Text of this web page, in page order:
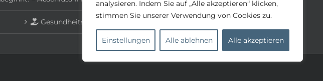
analysieren. Indem Sie auf „Alle akzeptieren“ klicken,
stimmen Sie unserer Verwendung von Cookies zu.
Einstellungen Alle ablehnen Alle akzeptieren
Gesundheitswoche